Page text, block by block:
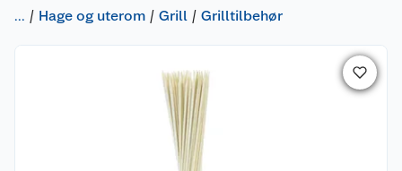
... Hage og uterom Grill Grilltilbehør